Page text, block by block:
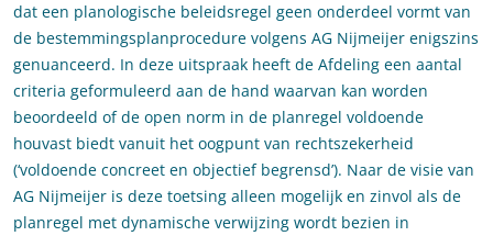
dat een planologische beleidsregel geen onderdeel vormt van
de bestemmingsplanprocedure volgens AG Nijmeijer enigszins
genuanceerd. In deze uitspraak heeft de Afdeling een aantal
criteria geformuleerd aan de hand waarvan kan worden
beoordeeld of de open norm in de planregel voldoende
houvast biedt vanuit het oogpunt van rechtszekerheid
(‘voldoende concreet en objectief begrensd’). Naar de visie van
AG Nijmeijer is deze toetsing alleen mogelijk en zinvol als de
planregel met dynamische verwijzing wordt bezien in